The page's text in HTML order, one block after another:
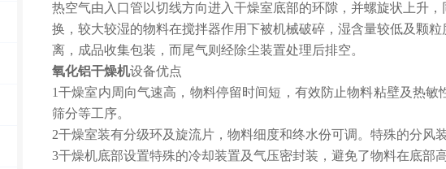
热空气由入口管以切线方向进入干燥室底部的环隙，并螺旋状上升
换，较大较湿的物料在搅拌器作用下被机械破碎，湿含量较低及颗
离，成品收集包装，而尾气则经除尘装置处理后排空。
氧化铝干燥机设备优点
1干燥室内周向气速高，物料停留时间短，有效防止物料粘壁及热
筛分等工序。
2干燥室装有分级环及旋流片，物料细度和终水份可调。特殊的分风
3干燥机底部设置特殊的冷却装置及气压密封装，避免了物料在底部